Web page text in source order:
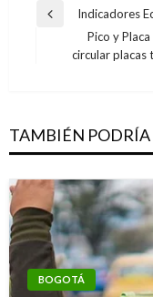
Navegación
entradas
Entrada
Indicadores
Entrada
Pico y
circular placas
TAMBIÉN PODRÍA
BOGOTÁ